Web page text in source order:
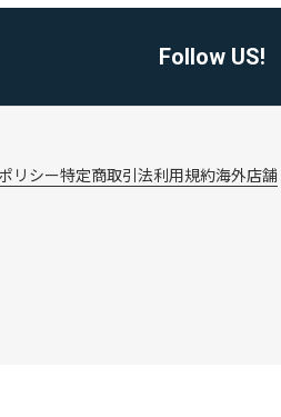
Follow US!
リシー特定商取引法利用規約海外店舗